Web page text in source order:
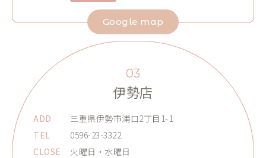
Google map
03
伊勢店
ADD
三重県伊勢市浦口2丁目1-1
TEL
0596-23-3322
CLOSE
火曜日・水曜日